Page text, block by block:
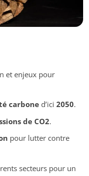
et enjeux pour
carboned’ici 2050.
de CO2.
pour lutter contre
secteurs pour un